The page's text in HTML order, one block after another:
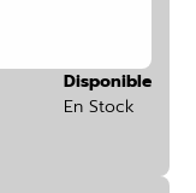
Disponible
En Stock